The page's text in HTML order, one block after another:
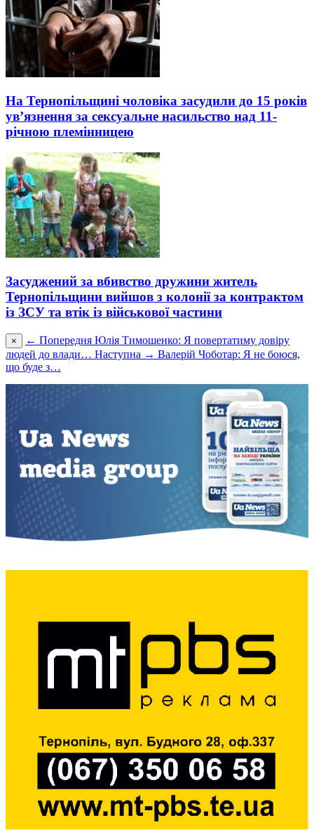
На Тернопільщині чоловіка засудили до 15 років
ув’язнення за сексуальне насильство над 11-
річною племінницею
Засуджений за вбивство дружини житель
Тернопільщини вийшов з колонії за контрактом
із ЗСУ та втік із військової частини
× ← Попередня Юлія Тимошенко: Я повертатиму довіру
людей до влади… Наступна → Валерій Чоботар: Я не боюся,
що буде з…